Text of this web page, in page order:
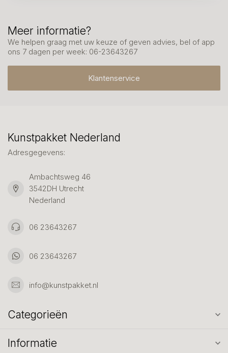
Meer informatie?
We helpen graag met uw keuze of geven advies, bel of app
ons 7 dagen per week: 06-23643267
Klantenservice
Kunstpakket Nederland
Adresgegevens:
Ambachtsweg 46
3542DH Utrecht
Nederland
06 23643267
06 23643267
info@kunstpakket.nl
Categorieën
Informatie